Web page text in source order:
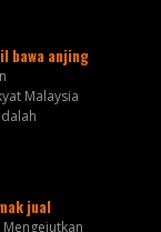
bawa anjing
Malaysia
jual
Mengejutkan